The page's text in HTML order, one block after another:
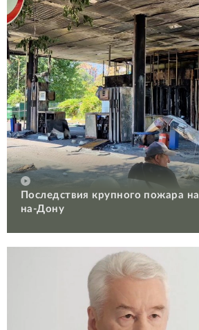
Последствия крупного пожара
на-Дону